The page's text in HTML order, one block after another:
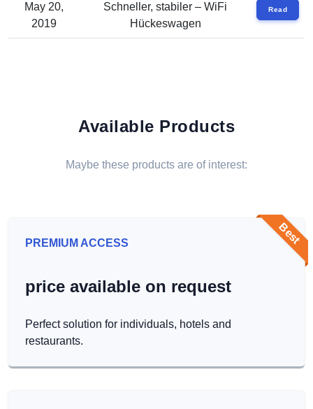
May 20,
2019
Schneller, stabiler – WiFi
Hückeswagen
Read
Available Products
Maybe these products are of interest:
Best
PREMIUM ACCESS
price available on request
Perfect solution for individuals, hotels and
restaurants.